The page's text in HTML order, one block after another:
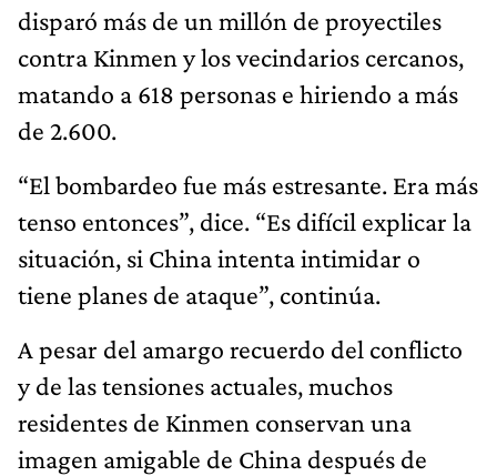
disparó más de un millón de proyectiles
contra Kinmen y los vecindarios cercanos,
matando a 618 personas e hiriendo a más
de 2.600.
“El bombardeo fue más estresante. Era más
tenso entonces”, dice. “Es difícil explicar la
situación, si China intenta intimidar o
tiene planes de ataque”, continúa.
A pesar del amargo recuerdo del conflicto
y de las tensiones actuales, muchos
residentes de Kinmen conservan una
imagen amigable de China después de